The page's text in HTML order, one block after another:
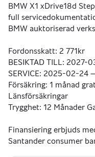
BMW X1 xDrive18d
full
BMW auktoriserad
Fordonsskatt: 2 771kr
BESIKTAD TILL: 2027-
SERVICE: 2025-02-24
Försäkring: 1 månad
Länsförsäkringar
Trygghet: 12 Månader
Finansiering erbjuds
Santander consumer